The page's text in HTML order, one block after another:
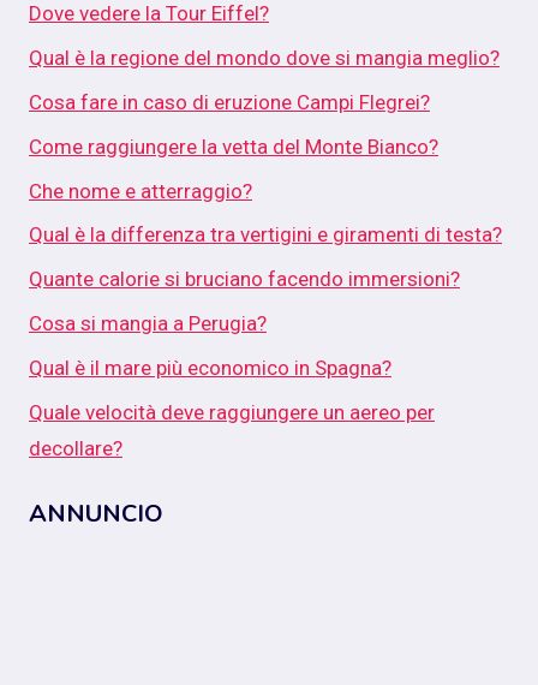
Dove vedere la Tour Eiffel?
Qual è la regione del mondo dove si mangia meglio?
Cosa fare in caso di eruzione Campi Flegrei?
Come raggiungere la vetta del Monte Bianco?
Che nome e atterraggio?
Qual è la differenza tra vertigini e giramenti di testa?
Quante calorie si bruciano facendo immersioni?
Cosa si mangia a Perugia?
Qual è il mare più economico in Spagna?
Quale velocità deve raggiungere un aereo per
decollare?
ANNUNCIO